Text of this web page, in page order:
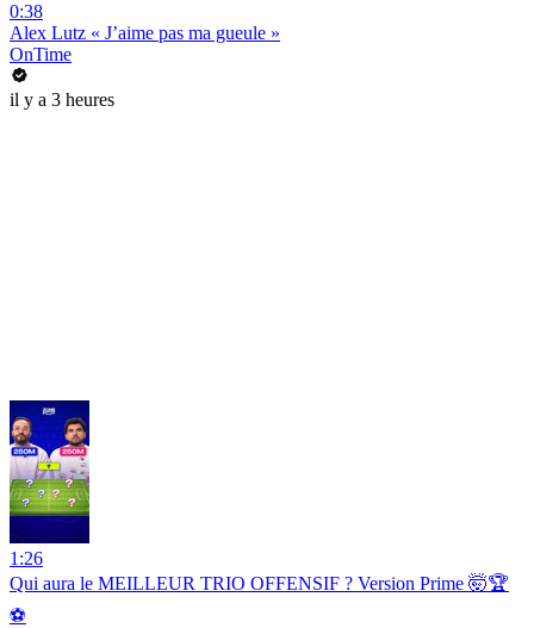
0:38
Alex Lutz « J’aime pas ma gueule »
OnTime
il y a 3 heures
1:26
Qui aura le MEILLEUR TRIO OFFENSIF ? Version Prime 🤯🏆
⚽️